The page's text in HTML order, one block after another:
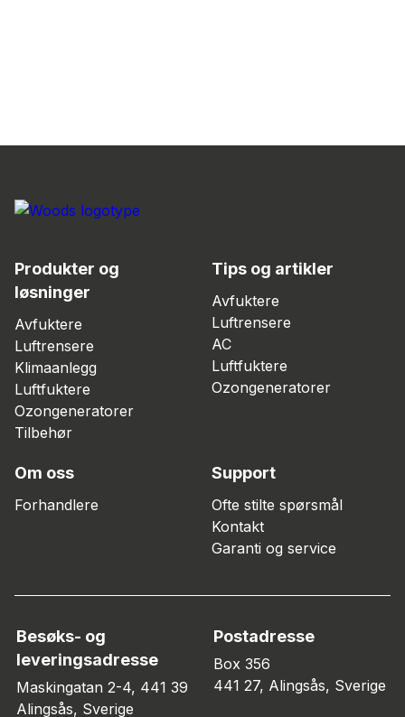
Produkter og
løsninger
Avfuktere
Luftrensere
Klimaanlegg
Luftfuktere
Ozongeneratorer
Tilbehør
Tips og artikler
Avfuktere
Luftrensere
AC
Luftfuktere
Ozongeneratorer
Om oss
Forhandlere
Support
Ofte stilte spørsmål
Kontakt
Garanti og service
Besøks- og
leveringsadresse
Maskingatan 2-4, 441 39
Alingsås, Sverige
Postadresse
Box 356
441 27, Alingsås, Sverige